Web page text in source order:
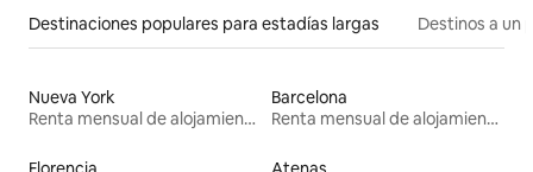
Destinaciones populares para estadías largas Destinos a un
Nueva York
Renta mensual de alojamientos
Barcelona
Renta mensual de alojamientos